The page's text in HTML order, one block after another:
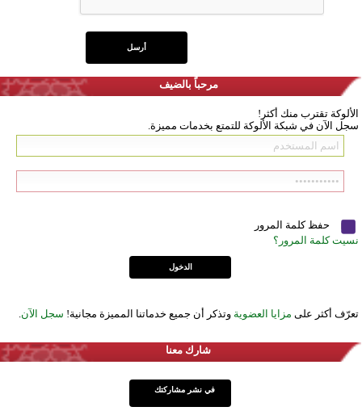
مرحباً بالضيف
الألوكة تقترب منك أكثر!
سجل الآن في شبكة الألوكة للتمتع بخدمات مميزة.
حفظ كلمة المرور
نسيت كلمة المرور؟
تعرّف أكثر على مزايا العضوية وتذكر أن جميع خدماتنا المميزة مجانية! سجل الآن
شارك معنا
في نشر مشاركتك